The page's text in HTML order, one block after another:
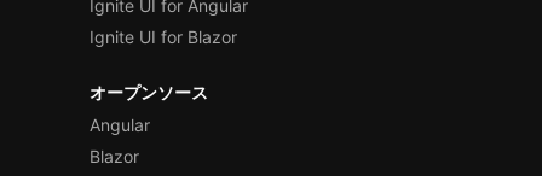
Ignite UI for Angular
Ignite UI for Blazor
オープンソース
Angular
Blazor